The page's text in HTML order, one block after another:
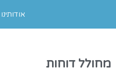
אודותינו
מחולל דוחות